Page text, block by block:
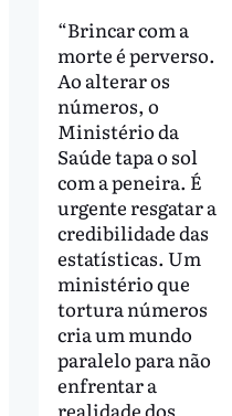
“Brincar com a
morte é perverso.
Ao alterar os
números, o
Ministério da
Saúde tapa o sol
com a peneira. É
urgente resgatar a
credibilidade das
estatísticas. Um
ministério que
tortura números
cria um mundo
paralelo para não
enfrentar a
realidade dos